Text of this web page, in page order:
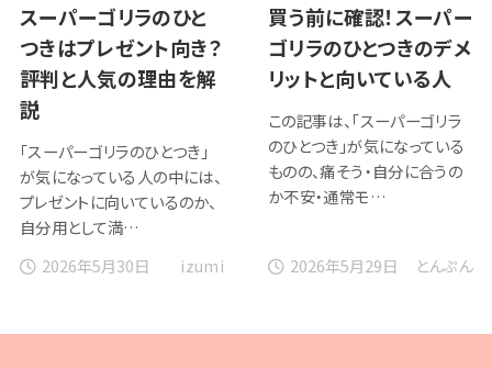
スーパーゴリラのひと
つきはプレゼント向き？
評判と人気の理由を解
説
「スーパーゴリラのひとつき」
が気になっている人の中には、
プレゼントに向いているのか、
自分用として満…
2026年5月30日
izumi
買う前に確認！スーパー
ゴリラのひとつきのデメ
リットと向いている人
この記事は、「スーパーゴリラ
のひとつき」が気になっている
ものの、痛そう・自分に合うの
か不安・通常モ…
2026年5月29日 とんぷん